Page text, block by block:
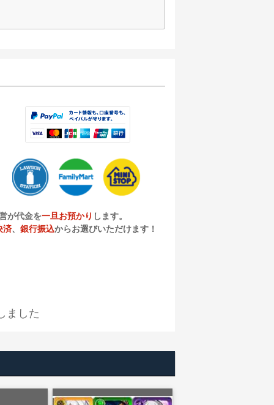
が代金を一旦お預かり します。
済、 銀行振込からお選びいただけます！
ました